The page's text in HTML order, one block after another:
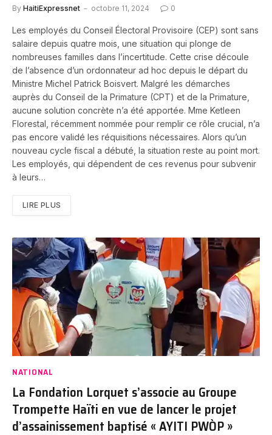
By HaitiExpressnet octobre 11, 2024 0
Les employés du Conseil Électoral Provisoire (CEP) sont sans
salaire depuis quatre mois, une situation qui plonge de
nombreuses familles dans l’incertitude. Cette crise découle
de l’absence d’un ordonnateur ad hoc depuis le départ du
Ministre Michel Patrick Boisvert. Malgré les démarches
auprès du Conseil de la Primature (CPT) et de la Primature,
aucune solution concrète n’a été apportée. Mme Ketleen
Florestal, récemment nommée pour remplir ce rôle crucial, n’a
pas encore validé les réquisitions nécessaires. Alors qu’un
nouveau cycle fiscal a débuté, la situation reste au point mort.
Les employés, qui dépendent de ces revenus pour subvenir
à leurs…
LIRE PLUS
NATIONAL
La Fondation Lorquet s’associe au Groupe
Trompette Haïti en vue de lancer le projet
d’assainissement baptisé « AYITI PWÒP »